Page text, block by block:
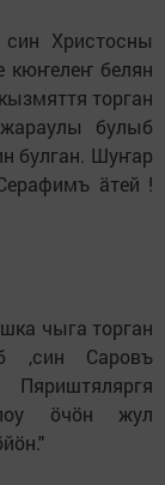
Христосны
кюҥелеҥ белян
торган
булыб
булган. Шуҥар
äтей !
чыга торган
,син Саровъ
öчöн жул